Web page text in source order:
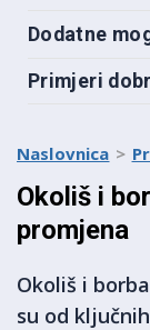
Dodatne
Primjeri
Naslovnica
Okoliš i
promjena
Okoliš i
su od